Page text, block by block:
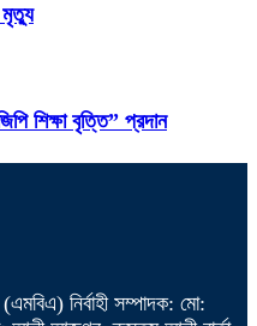
মৃত্যু
শিক্ষা বৃত্তি” প্রদান
নির্বাহী সম্পাদক: মো: